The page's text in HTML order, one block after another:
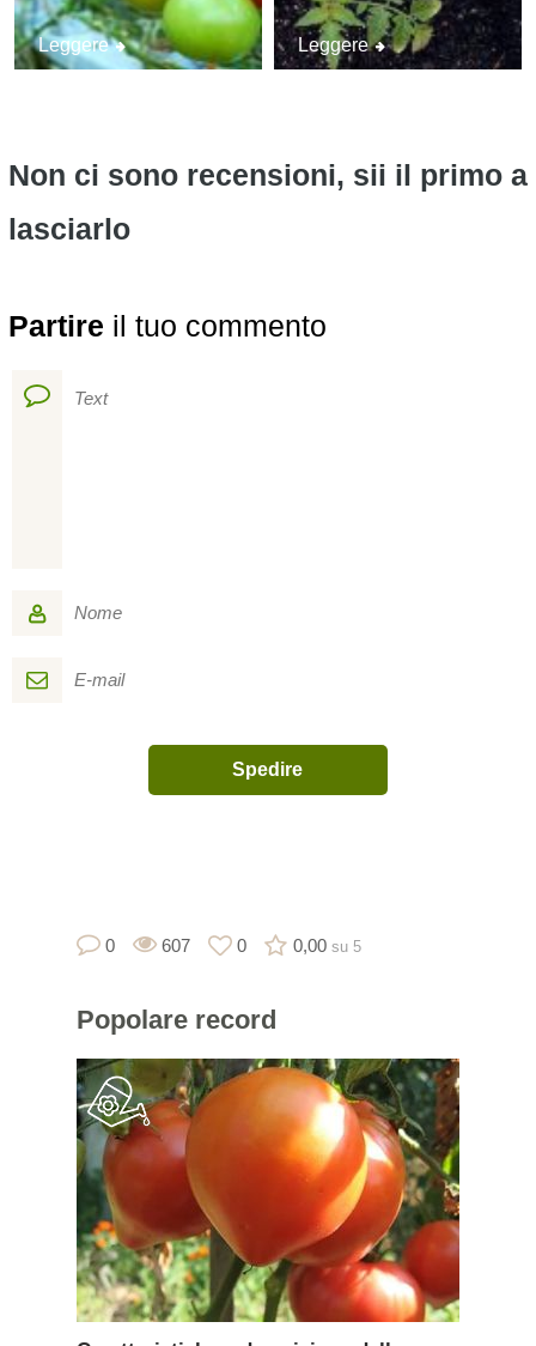
Leggere Leggere
Non ci sono recensioni, sii il primo a
lasciarlo
Partire il tuo commento
0 607 0 0,00 su 5
Popolarerecord